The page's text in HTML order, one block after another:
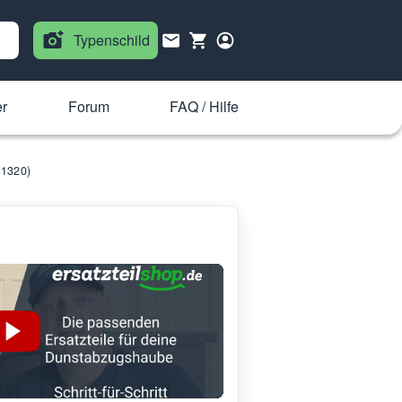
Typenschild
Forum FAQ / Hilfe